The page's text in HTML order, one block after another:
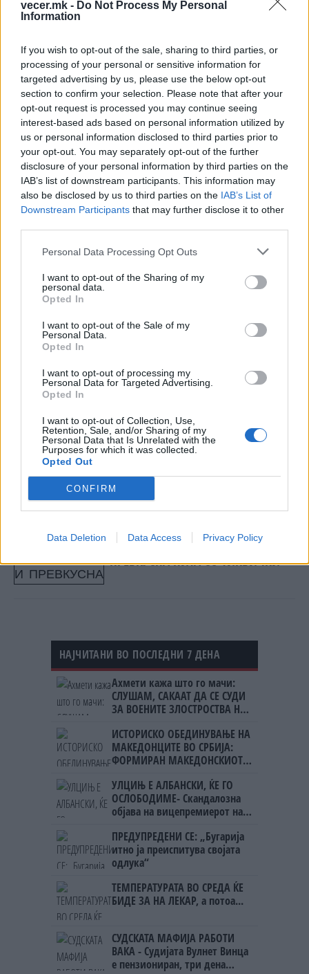
vecer.mk - Do Not Process My Personal
Information
If you wish to opt-out of the sale, sharing to third parties, or
processing of your personal or sensitive information for
targeted advertising by us, please use the below opt-out
section to confirm your selection. Please note that after your
opt-out request is processed you may continue seeing
interest-based ads based on personal information utilized by
us or personal information disclosed to third parties prior to
your opt-out. You may separately opt-out of the further
disclosure of your personal information by third parties on the
IAB’s list of downstream participants. This information may
also be disclosed by us to third parties on the IAB’s List of
Downstream Participants that may further disclose it to other
Personal Data Processing Opt Outs
I want to opt-out of the Sharing of my
personal data.
Opted In
I want to opt-out of the Sale of my
Personal Data.
Opted In
I want to opt-out of processing my
Personal Data for Targeted Advertising.
Opted In
I want to opt-out of Collection, Use,
Retention, Sale, and/or Sharing of my
Personal Data that Is Unrelated with the
Purposes for which it was collected.
Opted Out
CONFIRM
Data Deletion Data Access Privacy Policy
гастрономско искуство, користејќи:
Премиум парчиња месо со контролирано
Специјално подготвени занаетчиски (artisan)
лепчиња со путер и бриош
Егзотични, домашни сосови и додатоци од
органско производство
Дека овој тренд го допре самиот врв, доказ е
што дури и кулинарските шефови со
престижнитеMichelinѕвезди почнаа да
создаваат свои сопствени, луксузни верзии на
бургери, носејќи ја оваа улична храна во
елитните ресторани.
опсесија. Денешните потрошувачи не бараат
само добар вкус, тие бараат визуелно
доживување.
Грандиозните бургери од кои тече стопен
кашкавал и кои се спакувани во необични,
екстравагантни комбинации секојдневно
стануваат вирални хитови на Инстаграм и
ТикТок. Бургерот направи нешто што малку
јадења успеале: изгради мост помеѓу
гастрономски луксуз.
© Vecer.mk, правата за текстот се на редакцијата
Лесен летен ручек за 15 минути:
ОСВЕЖИТЕЛНА ПИЛЕШКА САЛАТА
СО АВОКАДО по рецепт на Мери
Летен хит во кујната: БРЗА И
ПРЕВКУСНА ПИТА СО ТИКВИЧКИ
НАЈЧИТАНИ ВО ПОСЛЕДНИ 7 ДЕНА
Ахмети кажа што го мачи:
СЛУШАМ, САКААТ ДА СЕ СУДИ
ЗА ВОЕНИТЕ ЗЛОСТРОСТВА НА
ИСТОРИСКО ОБЕДИНУВАЊЕ НА
МАКЕДОНЦИТЕ ВО СРБИЈА:
ФОРМИРАН МАКЕДОНСКИОТ
УЛЦИЊ Е АЛБАНСКИ, ЌЕ ГО
ОСЛОБОДИМЕ- Скандалозна
објава на вицепремиерот на
ПРЕДУПРЕДЕНИ СЕ: „Бугарија
итно ја преиспитува својата
одлука“
ТЕМПЕРАТУРАТА ВО СРЕДА ЌЕ
БИДЕ ЗА НА ЛЕКАР, а потоа...
СУДСКАТА МАФИЈА РАБОТИ
ВАКА - Судијата Вулнет Винца
е пензиониран, три дена